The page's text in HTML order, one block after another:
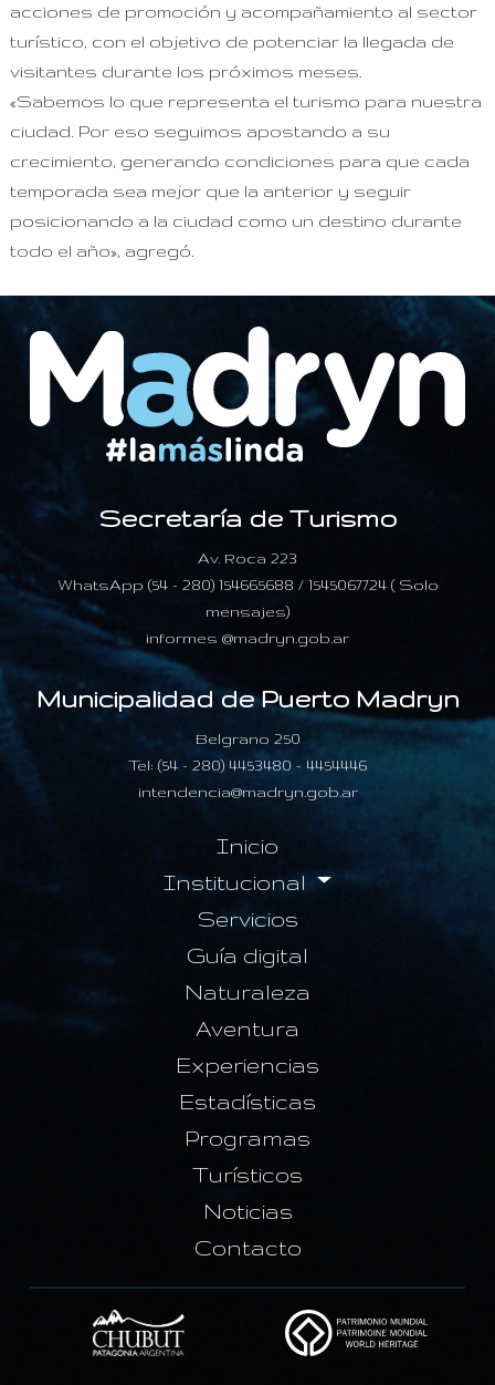
acciones de promoción y acompañamiento al sector
turístico, con el objetivo de potenciar la llegada de
visitantes durante los próximos meses.
«Sabemos lo que representa el turismo para nuestra
ciudad. Por eso seguimos apostando a su
crecimiento, generando condiciones para que cada
temporada sea mejor que la anterior y seguir
posicionando a la ciudad como un destino durante
todo el año», agregó.
Secretaría de Turismo
Av. Roca 223
WhatsApp (54 - 280) 154665688 / 1545067724 ( Solo
mensajes)
informes @madryn.gob.ar
Municipalidad de Puerto Madryn
Belgrano 250
Tel: (54 - 280) 4453480 - 4454446
intendencia@madryn.gob.ar
Inicio
Institucional
Servicios
Guía digital
Naturaleza
Aventura
Experiencias
Estadísticas
Programas
Turísticos
Noticias
Contacto